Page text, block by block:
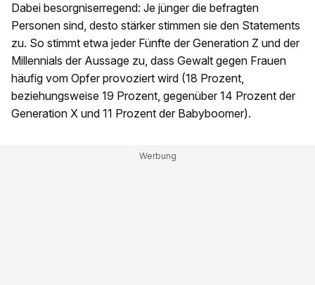
Dabei besorgniserregend: Je jünger die befragten
Personen sind, desto stärker stimmen sie den Statements
zu. So stimmt etwa jeder Fünfte der Generation Z und der
Millennials der Aussage zu, dass Gewalt gegen Frauen
häufig vom Opfer provoziert wird (18 Prozent,
beziehungsweise 19 Prozent, gegenüber 14 Prozent der
Generation X und 11 Prozent der Babyboomer).